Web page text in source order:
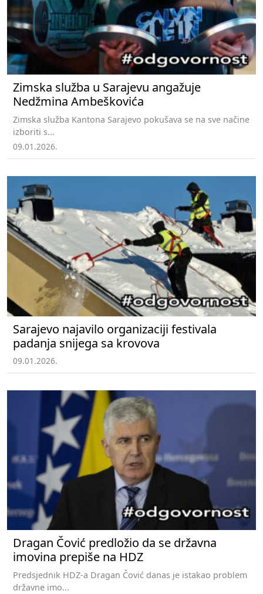
Zimska služba u Sarajevu angažuje
Nedžmina Ambeškovića
Zimska služba Kantona Sarajevo pokušava se na sve načine
izboriti s...
09.01.2026.
Sarajevo najavilo organizaciji festivala
padanja snijega sa krovova
09.01.2026.
Dragan Čović predložio da se državna
imovina prepiše na HDZ
Predsjednik HDZ-a Dragan Čović danas je istakao problem
državne imo...